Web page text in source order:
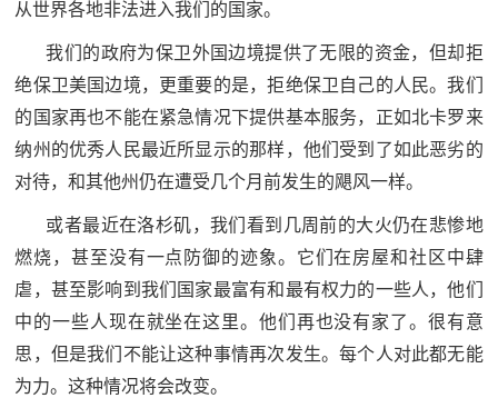
库
英
雄
模
英
雄
模
范
退
役
人
从世界各地非法进入我们的国家。
我们的政府为保卫外国边境提供了无限的资金，但却拒
绝保卫美国边境，更重要的是，拒绝保卫自己的人民。我们
的国家再也不能在紧急情况下提供基本服务，正如北卡罗来
纳州的优秀人民最近所显示的那样，他们受到了如此恶劣的
对待，和其他州仍在遭受几个月前发生的飓风一样。
或者最近在洛杉矶，我们看到几周前的大火仍在悲惨地
燃烧，甚至没有一点防御的迹象。它们在房屋和社区中肆
虐，甚至影响到我们国家最富有和最有权力的一些人，他们
中的一些人现在就坐在这里。他们再也没有家了。很有意
思，但是我们不能让这种事情再次发生。每个人对此都无能
为力。这种情况将会改变。